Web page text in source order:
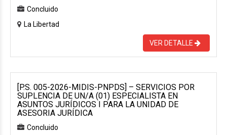
Concluido
La Libertad
VER DETALLE
[P.S. 005-2026-MIDIS-PNPDS] – SERVICIOS POR
SUPLENCIA DE UN/A (01) ESPECIALISTA EN
ASUNTOS JURÍDICOS I PARA LA UNIDAD DE
ASESORIA JURÍDICA
Concluido